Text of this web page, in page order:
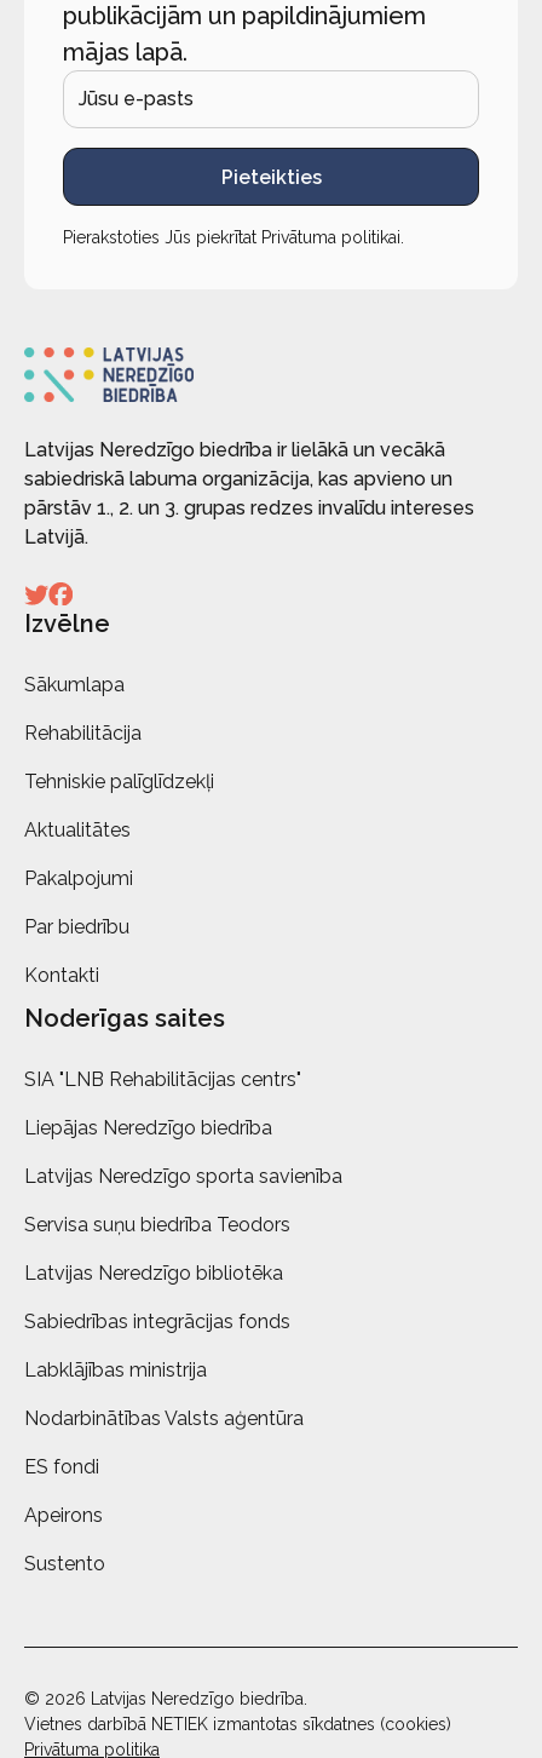
publikācijām un papildinājumiem
mājas lapā.
Pieteikties
Pierakstoties Jūs piekrītat Privātuma politikai
Latvijas Neredzīgo biedrība ir lielākā un vecākā
sabiedriskā labuma organizācija, kas apvieno un
pārstāv 1., 2. un 3. grupas redzes invalīdu intereses
Latvijā.
Izvēlne
Sākumlapa
Rehabilitācija
Tehniskie palīglīdzekļi
Aktualitātes
Pakalpojumi
Par biedrību
Kontakti
Noderīgas saites
SIA "LNB Rehabilitācijas centrs"
Liepājas Neredzīgo biedrība
Latvijas Neredzīgo sporta savienība
Servisa suņu biedrība Teodors
Latvijas Neredzīgo bibliotēka
Sabiedrības integrācijas fonds
Labklājības ministrija
Nodarbinātības Valsts aģentūra
ES fondi
Apeirons
Sustento
© 2026 Latvijas Neredzīgo biedrība.
Vietnes darbībā NETIEK izmantotas sīkdatnes (cookies)
Privātuma politika